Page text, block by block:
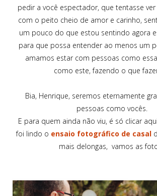
pedir a você espectador, que tentasse ver
com o peito cheio de amor e carinho,
um pouco do que estou sentindo agora
para que possa entender ao menos um
amamos estar com pessoas como
como este, fazendo o que
Bia, Henrique, seremos eternamente
pessoas como vocês.
E para quem ainda não viu, é só clicar
foi lindo o ensaio fotográfico de casal
mais delongas, vamos as